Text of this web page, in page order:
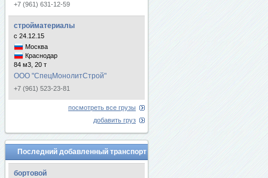
+7 (961) 631-12-59
стройматериалы
с 24.12.15
Москва
Краснодар
84 м3, 20 т
ООО "СпецМонолитСтрой"
+7 (961) 523-23-81
посмотреть все грузы
добавить груз
Последний добавленный транспорт
бортовой